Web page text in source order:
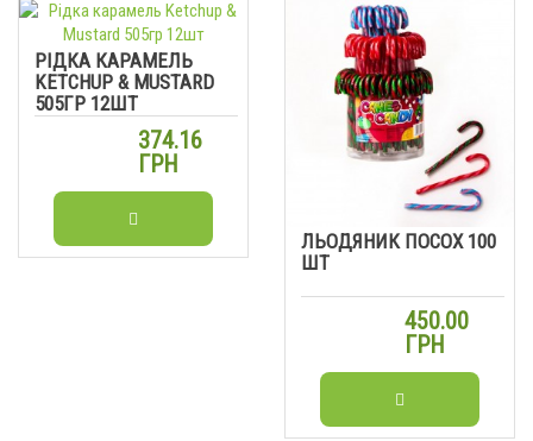
РІДКА КАРАМЕЛЬ
KETCHUP & MUSTARD
505ГР 12ШТ
374.16
ГРН
ЛЬОДЯНИК ПОСОХ 100
ШТ
450.00
ГРН